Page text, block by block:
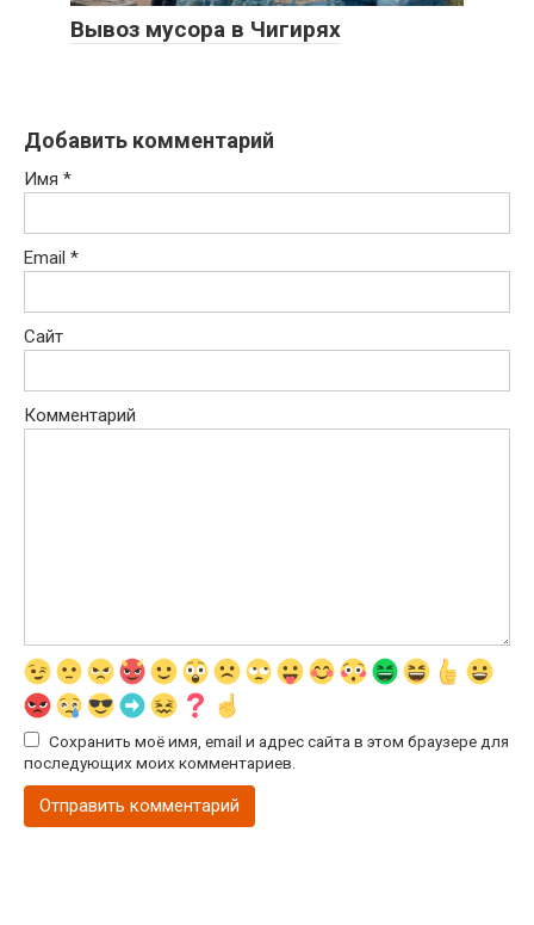
Вывоз мусора в Чигирях
Добавить комментарий
Имя *
Email *
Сайт
Комментарий
Сохранить моё имя, email и адрес сайта в этом браузере для
последующих моих комментариев.